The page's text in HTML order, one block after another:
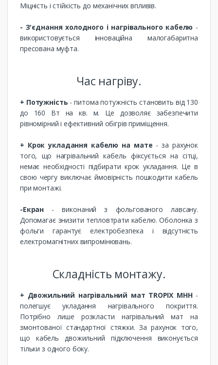
Міцність і стійкість до механічних впливів.
- З'єднання холодного і нагрівального кабелю -
використовується інноваційна малогабаритна
пресована муфта.
Час нагріву.
+ Потужність - питома потужність становить від 130
до 160 Вт на кв. м. Це дозволяє забезпечити
рівномірний і ефективний обігрів приміщення.
+ Крок укладання кабелю на мате - за рахунок
того, що нагрівальний кабель фіксується на сітці,
немає необхідності підбирати крок укладання. Це в
свою чергу виключає ймовірність пошкодити кабель
при монтажі.
-Екран - виконаний з фольгованого лавсану.
Допомагає знизити тепловтрати кабелю. Оболонка з
фольги гарантує електробезпека і відсутність
електромагнітних випромінювань.
Складність монтажу.
+ Двожильний нагрівальний мат TROPIX МНН-
полегшує укладання нагрівального покриття.
Потрібно лише розкласти нагрівальний мат на
змонтованої стандартної стяжки. За рахунок того,
що кабель двожильний підключення виконується
тільки з одного боку.